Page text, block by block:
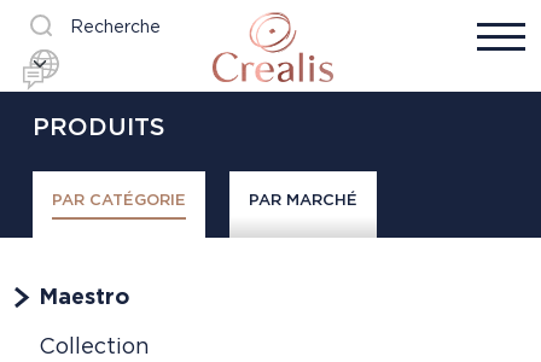
Recherche
PRODUITS
PAR CATÉGORIE PAR MARCHÉ
Maestro
Collection